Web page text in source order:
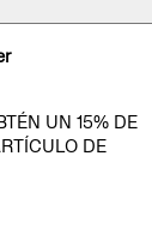
UN 15% DE
DE